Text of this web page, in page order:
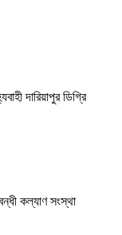
দারিয়াপুর ডিগ্রি
কল্যাণ সংস্থা